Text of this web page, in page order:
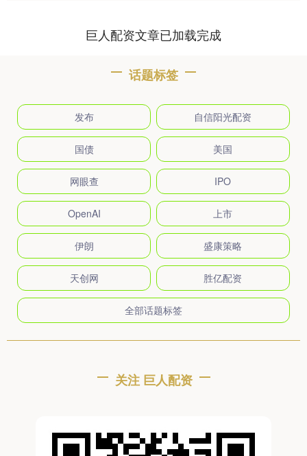
巨人配资文章已加载完成
话题标签
发布 自信阳光配资
国债 美国
网眼查 IPO
OpenAI 上市
伊朗 盛康策略
天创网 胜亿配资
全部话题标签
关注 巨人配资